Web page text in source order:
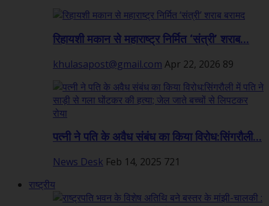
रिहायशी मकान से महाराष्ट्र निर्मित ‘संत्री’ शराब...
khulasapost@gmail.com Apr 22, 2026 89
पत्नी ने पति के अवैध संबंध का किया विरोध:सिंगरौली...
News Desk Feb 14, 2025 721
राष्ट्रीय